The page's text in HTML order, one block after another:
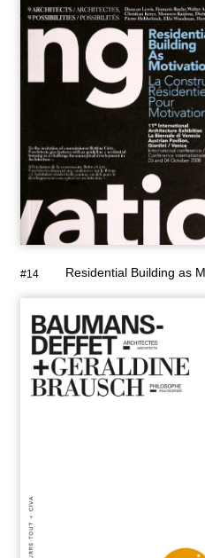
#14 Residential Building as